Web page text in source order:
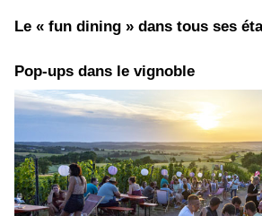
Le « fun dining » dans tous ses
Pop-ups dans le vignoble